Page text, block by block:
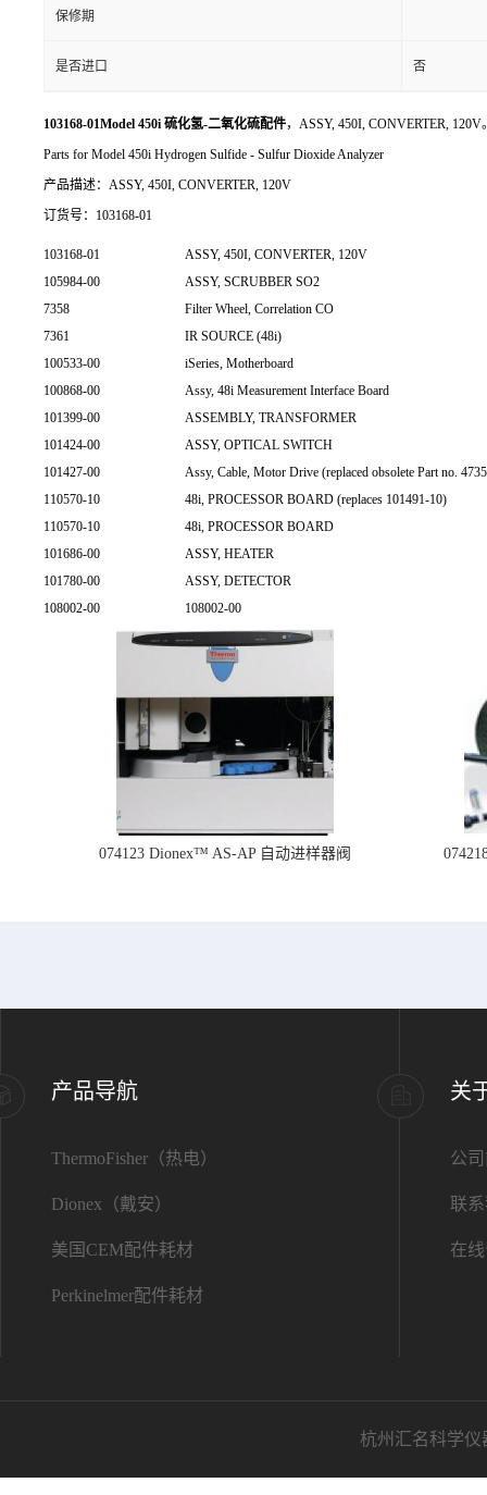
保修期
是否进口 否
103168-01Model 450i 硫化氢-二氧化硫配件，ASSY, 450I, CONVERTER, 120V
Parts for Model 450i Hydrogen Sulfide - Sulfur Dioxide Analyzer
产品描述：ASSY, 450I, CONVERTER, 120V
订货号：103168-01
103168-01
ASSY, 450I, CONVERTER, 120V
105984-00
ASSY, SCRUBBER SO2
7358
Filter Wheel, Correlation CO
7361
IR SOURCE (48i)
100533-00
iSeries, Motherboard
100868-00
Assy, 48i Measurement Interface Board
101399-00
ASSEMBLY, TRANSFORMER
101424-00
ASSY, OPTICAL SWITCH
101427-00
Assy, Cable, Motor Drive (replaced obsolete Part no.
110570-10
48i, PROCESSOR BOARD (replaces 101491-10)
110570-10
48i, PROCESSOR BOARD
101686-00
ASSY, HEATER
101780-00
ASSY, DETECTOR
108002-00
108002-00
074123 Dionex™ AS-AP 自动进样器阀
产品导航
ThermoFisher（热电）
Dionex（戴安）
美国CEM配件耗材
Perkinelmer配件耗材
关
公
联
在
杭州汇名科学仪